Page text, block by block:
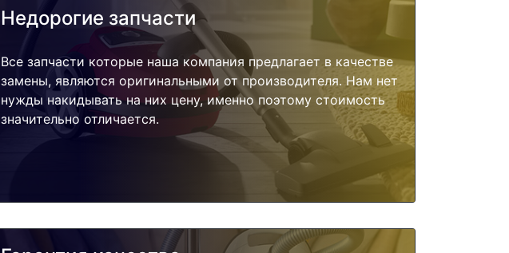
Недорогие запчасти
Все запчасти которые наша компания предлагает в качестве
замены, являются оригинальными от производителя. Нам нет
нужды накидывать на них цену, именно поэтому стоимость
значительно отличается.